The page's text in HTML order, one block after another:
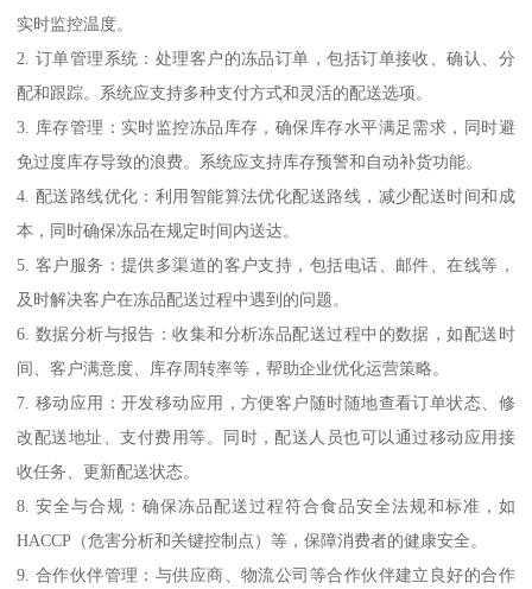
实时监控温度。
2. 订单管理系统：处理客户的冻品订单，包括订单接收、确认、分
配和跟踪。系统应支持多种支付方式和灵活的配送选项。
3. 库存管理：实时监控冻品库存，确保库存水平满足需求，同时避
免过度库存导致的浪费。系统应支持库存预警和自动补货功能。
4. 配送路线优化：利用智能算法优化配送路线，减少配送时间和成
本，同时确保冻品在规定时间内送达。
5. 客户服务：提供多渠道的客户支持，包括电话、邮件、在线等，
及时解决客户在冻品配送过程中遇到的问题。
6. 数据分析与报告：收集和分析冻品配送过程中的数据，如配送时
间、客户满意度、库存周转率等，帮助企业优化运营策略。
7. 移动应用：开发移动应用，方便客户随时随地查看订单状态、修
改配送地址、支付费用等。同时，配送人员也可以通过移动应用接
收任务、更新配送状态。
8. 安全与合规：确保冻品配送过程符合食品安全法规和标准，如
HACCP（危害分析和关键控制点）等，保障消费者的健康安全。
9. 合作伙伴管理：与供应商、物流公司等合作伙伴建立良好的合作